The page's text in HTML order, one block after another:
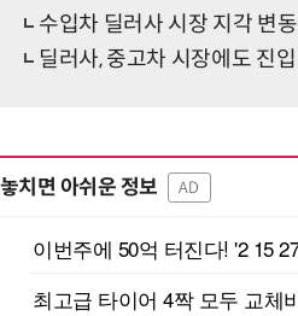
수입차 딜러사 시장 지각 변동
딜러사, 중고차 시장에도 진입
놓치면 아쉬운 정보 AD